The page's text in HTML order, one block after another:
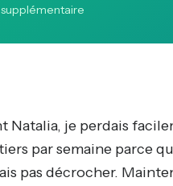
Natalia, je perdais
par semaine parce
pas décrocher.